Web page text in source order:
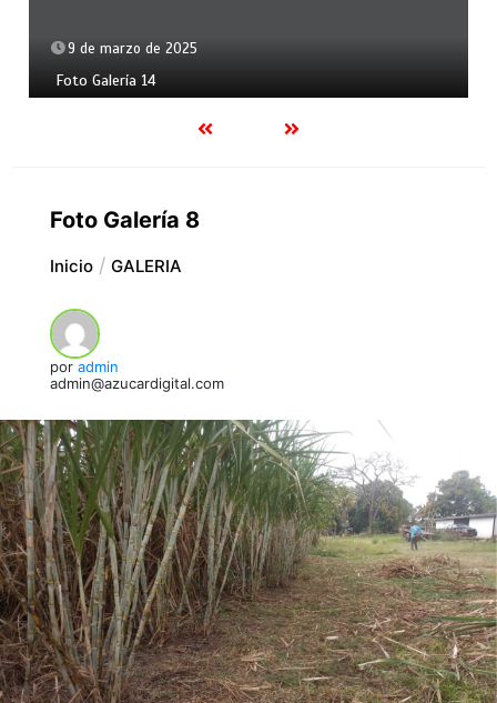
9 de marzo de 2025
Foto Galería 14
Foto Galería 8
Inicio GALERIA
por admin
admin@azucardigital.com